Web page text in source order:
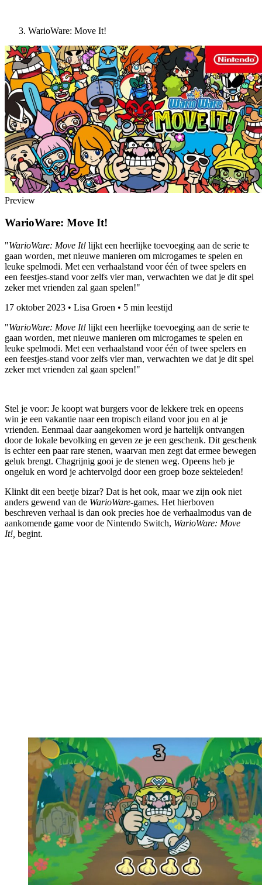
WarioWare: Move It!
Preview
WarioWare: Move It!
"WarioWare: Move It! lijkt een heerlijke toevoeging aan de serie te
gaan worden, met nieuwe manieren om microgames te spelen en
leuke spelmodi. Met een verhaalstand voor één of twee spelers en
een feestjes-stand voor zelfs vier man, verwachten we dat je dit spel
zeker met vrienden zal gaan spelen!"
17 oktober 2023 • Lisa Groen • 5 min leestijd
"WarioWare: Move It! lijkt een heerlijke toevoeging aan de serie te
gaan worden, met nieuwe manieren om microgames te spelen en
leuke spelmodi. Met een verhaalstand voor één of twee spelers en
een feestjes-stand voor zelfs vier man, verwachten we dat je dit spel
zeker met vrienden zal gaan spelen!"
Stel je voor: Je koopt wat burgers voor de lekkere trek en opeens
win je een vakantie naar een tropisch eiland voor jou en al je
vrienden. Eenmaal daar aangekomen word je hartelijk ontvangen
door de lokale bevolking en geven ze je een geschenk. Dit geschenk
is echter een paar rare stenen, waarvan men zegt dat ermee bewegen
geluk brengt. Chagrijnig gooi je de stenen weg. Opeens heb je
ongeluk en word je achtervolgd door een groep boze sekteleden!
Klinkt dit een beetje bizar? Dat is het ook, maar we zijn ook niet
anders gewend van de WarioWare-games. Het hierboven
beschreven verhaal is dan ook precies hoe de verhaalmodus van de
aankomende game voor de Nintendo Switch, WarioWare: Move
It!, begint.